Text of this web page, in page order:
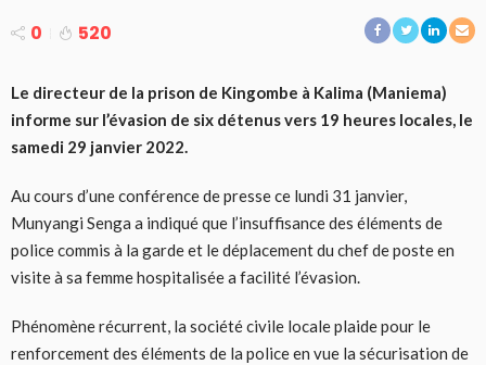
0 520
Le directeur de la prison de Kingombe à Kalima (Maniema)
informe sur l’évasion de six détenus vers 19 heures locales, le
samedi 29 janvier 2022.
Au cours d’une conférence de presse ce lundi 31 janvier,
Munyangi Senga a indiqué que l’insuffisance des éléments de
police commis à la garde et le déplacement du chef de poste en
visite à sa femme hospitalisée a facilité l’évasion.
Phénomène récurrent, la société civile locale plaide pour le
renforcement des éléments de la police en vue la sécurisation de